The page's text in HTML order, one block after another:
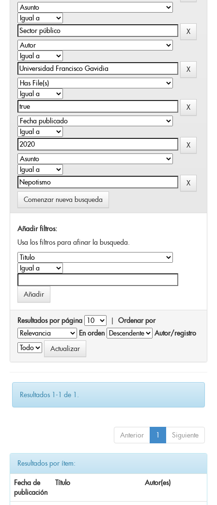
Comenzar nueva busqueda
Añadir filtros:
Usa los filtros para afinar la busqueda.
Resultados por página | Ordenar por
En orden
Autor/registro
Resultados 1-1 de 1.
Anterior 1 Siguiente
Resultados por ítem:
Fecha de
publicación
Título Autor(es)